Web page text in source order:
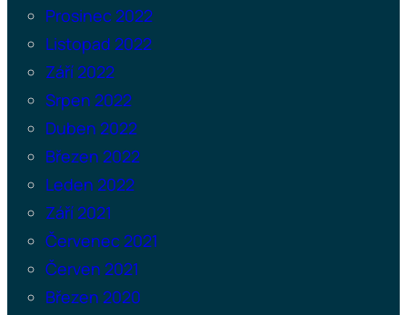
Prosinec 2022
Listopad 2022
Září 2022
Srpen 2022
Duben 2022
Březen 2022
Leden 2022
Září 2021
Červenec 2021
Červen 2021
Březen 2020